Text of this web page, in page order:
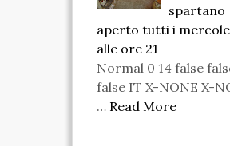
spartano
aperto tutti i
alle ore 21
Normal 0 14 false
false IT X-NONE X-
… Read More